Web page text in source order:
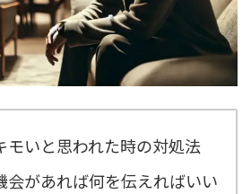
モいと思われた時の対処法
会があれば何を伝えればいい